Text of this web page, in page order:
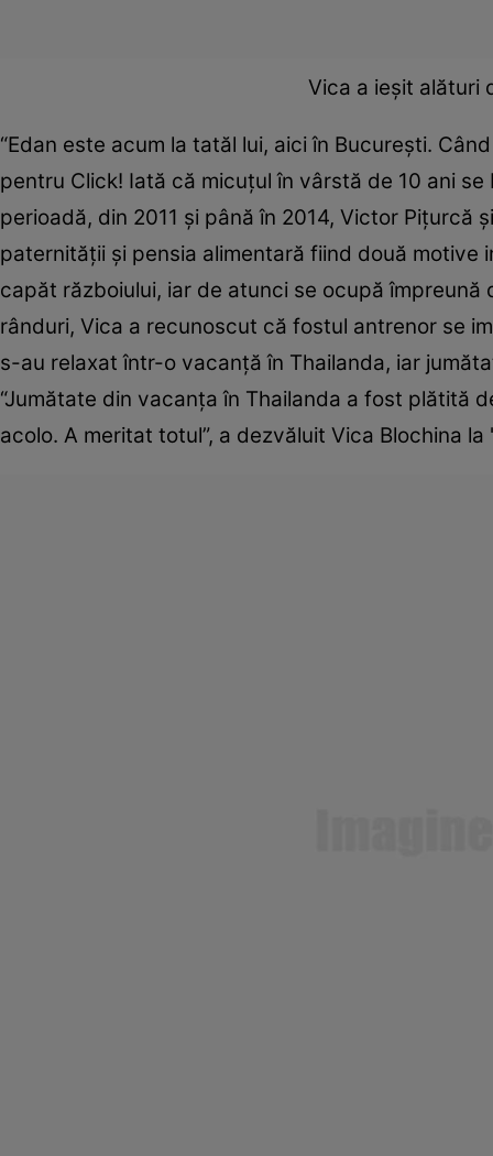
Vica a ieşit alături
“Edan este acum la tatăl lui, aici în Bucureşti.
pentru Click! Iată că micuţul în vârstă de 10 ani
perioadă, din 2011 şi până în 2014, Victor
paternităţii şi pensia alimentară fiind două
capăt războiului, iar de atunci se ocupă
rânduri, Vica a recunoscut că fostul antrenor se
s-au relaxat într-o vacanţă în Thailanda, iar
“Jumătate din vacanţa în Thailanda a fost plătită
acolo. A meritat totul”, a dezvăluit Vica Blochina la